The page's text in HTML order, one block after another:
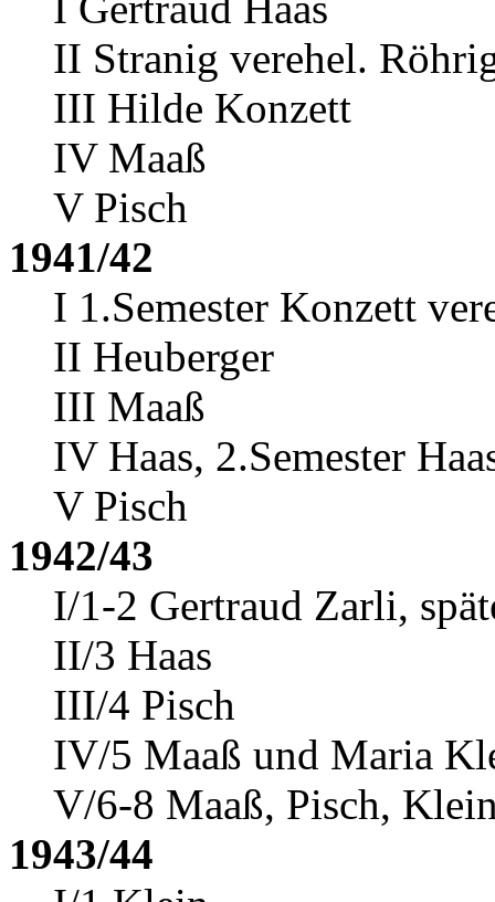
II Stranig verehel.
III Hilde Konzett
IV Maaß
V Pisch
1941/42
I 1.Semester Konzett
II Heuberger
III Maaß
IV Haas, 2.Semester
V Pisch
1942/43
I/1-2 Gertraud Zarli,
II/3 Haas
III/4 Pisch
IV/5 Maaß und Maria
V/6-8 Maaß, Pisch,
1943/44